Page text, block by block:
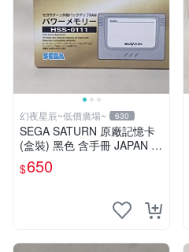
幻夜星辰~低價廣場~ 630
SEGA SATURN 原廠記憶卡
(盒裝) 黑色 含手冊 JAPAN 美
品 BB0329
$650